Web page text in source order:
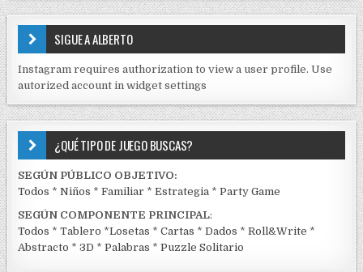
S
E
J
C
K
SIGUE A ALBERTO
Instagram requires authorization to view a user profile. Use
autorized account in widget settings
¿QUÉ TIPO DE JUEGO BUSCAS?
SEGÚN PÚBLICO OBJETIVO:
Todos *Niños *Familiar *Estrategia *Party Game
SEGÚN COMPONENTE PRINCIPAL:
Todos *Tablero *Losetas *Cartas *Dados *Roll&Write *
Abstracto *3D *Palabras *Puzzle Solitario